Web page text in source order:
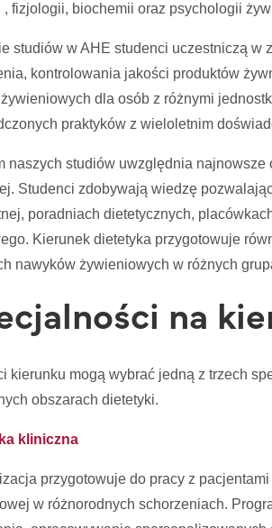
, fizjologii, biochemii oraz psychologii
studiów w AHE studenci uczestniczą w
kontrolowania jakości produktów
dla osób z różnymi
praktyków z wieloletnim
naszych studiów uwzględnia
Studenci zdobywają wiedzę
poradniach dietetycznych,
Kierunek dietetyka przygotowuje
nawyków żywieniowych w różnych
na
kierunku mogą wybrać jedną z trzech
obszarach dietetyki.
kliniczna
przygotowuje do pracy z
w różnorodnych schorzeniach.